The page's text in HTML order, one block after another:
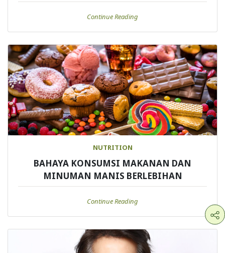
Continue Reading
NUTRITION
BAHAYA KONSUMSI MAKANAN DAN
MINUMAN MANIS BERLEBIHAN
Continue Reading